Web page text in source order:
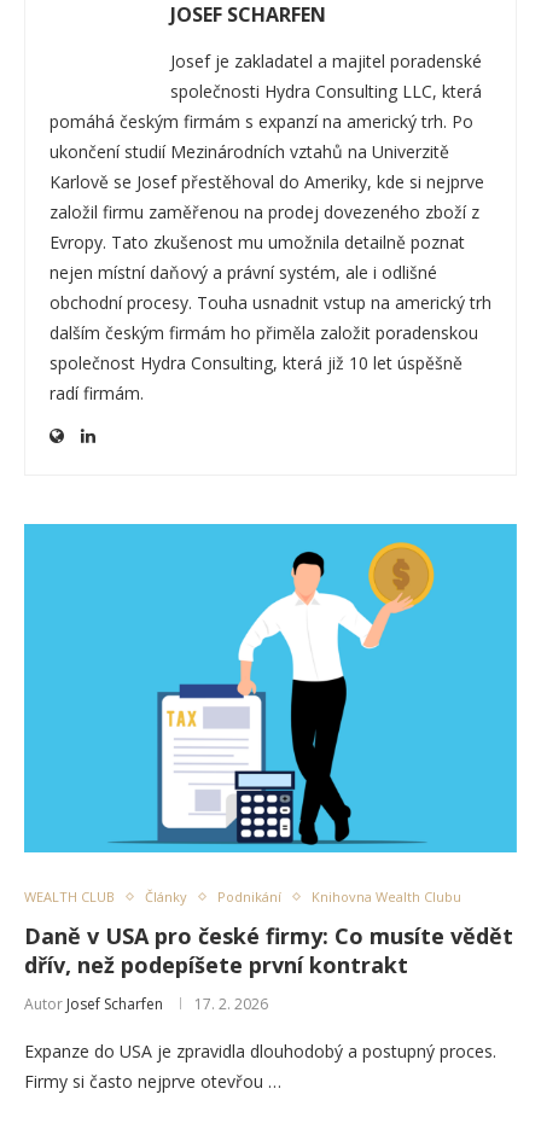
JOSEF SCHARFEN
Josef je zakladatel a majitel poradenské
společnosti Hydra Consulting LLC, která
pomáhá českým firmám s expanzí na americký trh. Po
ukončení studií Mezinárodních vztahů na Univerzitě
Karlově se Josef přestěhoval do Ameriky, kde si nejprve
založil firmu zaměřenou na prodej dovezeného zboží z
Evropy. Tato zkušenost mu umožnila detailně poznat
nejen místní daňový a právní systém, ale i odlišné
obchodní procesy. Touha usnadnit vstup na americký trh
dalším českým firmám ho přiměla založit poradenskou
společnost Hydra Consulting, která již 10 let úspěšně
radí firmám.
WEALTH CLUB Články Podnikání Knihovna Wealth Clubu
Daně v USA pro české firmy: Co musíte vědět
dřív, než podepíšete první kontrakt
Autor Josef Scharfen 17. 2. 2026
Expanze do USA je zpravidla dlouhodobý a postupný proces.
Firmy si často nejprve otevřou …